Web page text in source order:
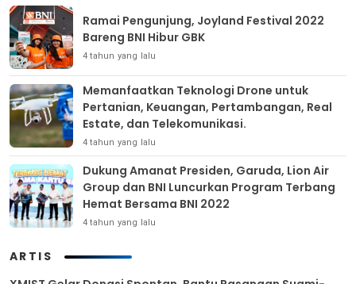
Ramai Pengunjung, Joyland Festival 2022
Bareng BNI Hibur GBK
4 tahun yang lalu
Memanfaatkan Teknologi Drone untuk
Pertanian, Keuangan, Pertambangan, Real
Estate, dan Telekomunikasi.
4 tahun yang lalu
Dukung Amanat Presiden, Garuda, Lion Air
Group dan BNI Luncurkan Program Terbang
Hemat Bersama BNI 2022
4 tahun yang lalu
ARTIS